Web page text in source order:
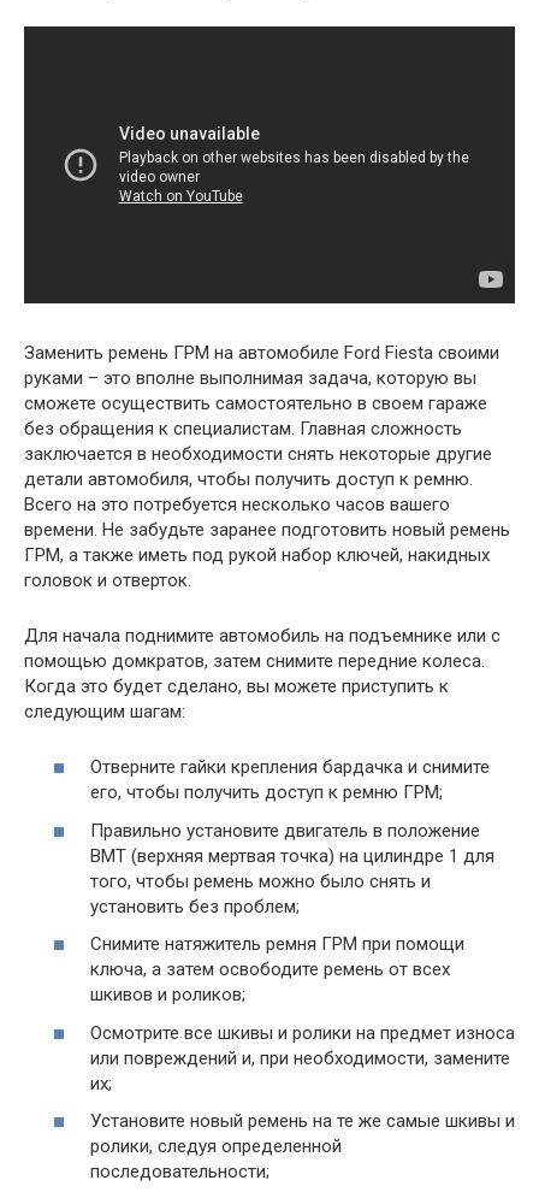
Заменить ремень ГРМ на автомобиле Ford Fiesta своими
руками – это вполне выполнимая задача, которую вы
сможете осуществить самостоятельно в своем гараже
без обращения к специалистам. Главная сложность
заключается в необходимости снять некоторые другие
детали автомобиля, чтобы получить доступ к ремню.
Всего на это потребуется несколько часов вашего
времени. Не забудьте заранее подготовить новый ремень
ГРМ, а также иметь под рукой набор ключей, накидных
головок и отверток.
Для начала поднимите автомобиль на подъемнике или с
помощью домкратов, затем снимите передние колеса.
Когда это будет сделано, вы можете приступить к
следующим шагам:
Отверните гайки крепления бардачка и снимите
его, чтобы получить доступ к ремню ГРМ;
Правильно установите двигатель в положение
ВМТ (верхняя мертвая точка) на цилиндре 1 для
того, чтобы ремень можно было снять и
установить без проблем;
Снимите натяжитель ремня ГРМ при помощи
ключа, а затем освободите ремень от всех
шкивов и роликов;
Осмотрите все шкивы и ролики на предмет износа
или повреждений и, при необходимости, замените
их;
Установите новый ремень на те же самые шкивы и
ролики, следуя определенной
последовательности;